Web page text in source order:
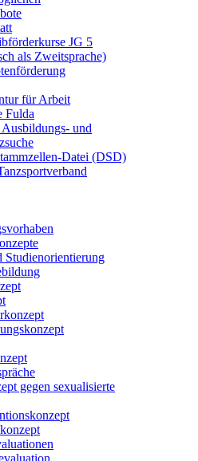
JG 5
als Zweitsprache)
für Arbeit
Fulda
und
Datei (DSD)
Studienorientierung
gegen sexualisierte